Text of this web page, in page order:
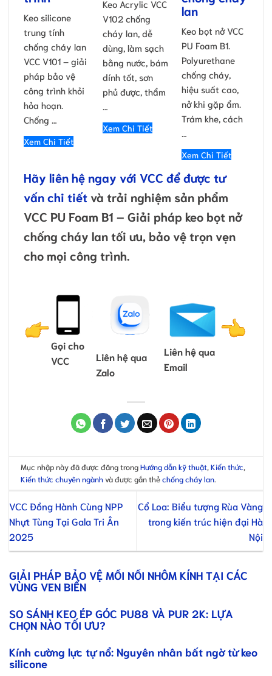
Keo silicone
trung tính
chống cháy lan
VCC V101 – giải
pháp bảo vệ
công trình khỏi
hỏa hoạn.
Chống …
Xem Chi Tiết
Keo Acrylic VCC
V102 chống
cháy lan, dễ
dùng, làm sạch
bằng nước, bám
dính tốt, sơn
phủ được, thẩm
Xem Chi Tiết
lan
Keo bọt nở VCC
PU Foam B1.
Polyurethane
chống cháy,
hiệu suất cao,
nở khi gặp ẩm.
Trám khe, cách
Xem Chi Tiết
Hãy liên hệ ngay với VCC để được tư
vấn chi tiết và trải nghiệm sản phẩm
VCC PU Foam B1 – Giải pháp keo bọt nở
chống cháy lan tối ưu, bảo vệ trọn vẹn
cho mọi công trình.
Gọi cho
VCC
Liên hệ qua
Zalo
Liên hệ qua
Email
Mục nhập này đã được đăng trongHướng dẫn kỹ thuật ,Kiến thức
Kiến thức chuyên ngànhvà được gắn thẻchống cháy lan
VCC Đồng Hành Cùng NPP
Nhựt Tùng Tại Gala Tri Ân
2025
Cổ Loa: Biểu tượng Rùa Vàng
trong kiến trúc hiện đại Hà
Nội
GIẢI PHÁP BẢO VỆ MỐI NỐI NHÔM KÍNH TẠI CÁC
VÙNG VEN BIỂN
SO SÁNH KEO ÉP GÓC PU88 VÀ PUR 2K: LỰA
CHỌN NÀO TỐI ƯU?
Kính cường lực tự nổ: Nguyên nhân bất ngờ từ keo
silicone